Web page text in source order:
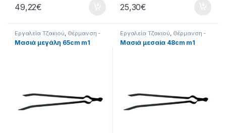
49,22€ 25,30€
Εργαλεία Τζακιού, Θέρμανση -
Τζάκι Σπίτι Τζάκι
Μασιά μεγάλη 65cm m1
Εργαλεία Τζακιού, Θέρμανση -
Τζάκι Σπίτι Τζάκι
Μασιά μεσαία 48cm m1